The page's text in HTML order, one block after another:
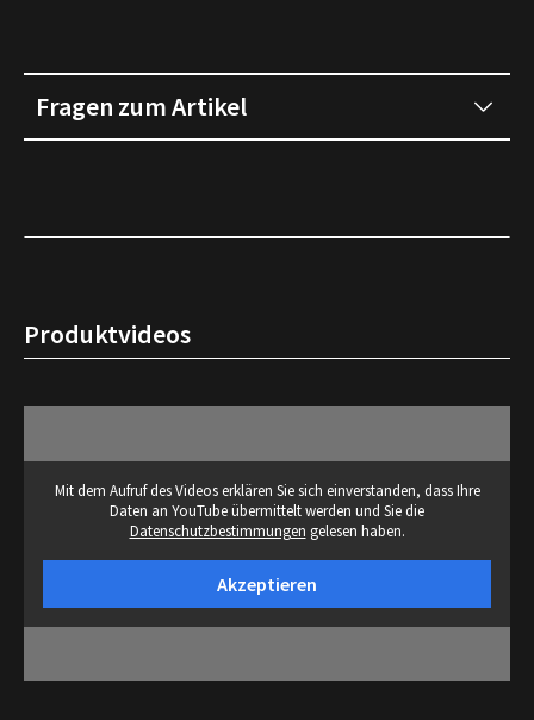
Fragen zum Artikel
Produktvideos
Mit dem Aufruf des Videos erklären Sie sich einverstanden, dass Ihre
Daten an YouTube übermittelt werden und Sie die
Datenschutzbestimmungen gelesen haben.
Akzeptieren